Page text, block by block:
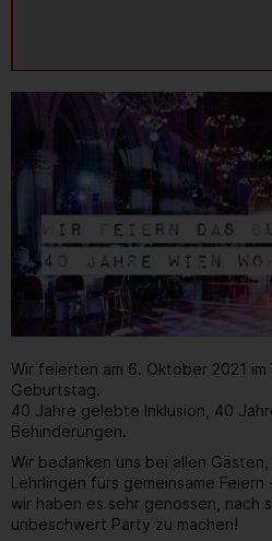
Wir feierten am 6. Oktober 2021
Geburtstag.
40 Jahre gelebte Inklusion, 40
Behinderungen.
Wir bedanken uns bei allen
Lehrlingen fürs gemeinsame
wir haben es sehr genossen, nach
unbeschwert Party zu machen!